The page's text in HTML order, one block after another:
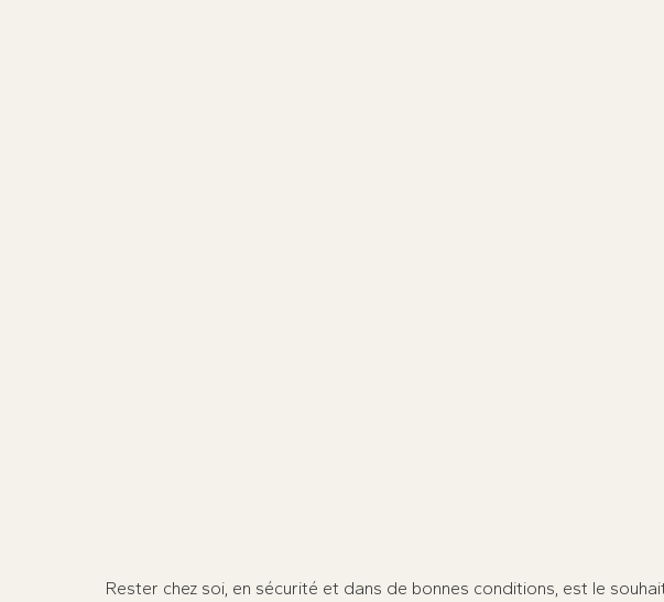
Rester chez soi, en sécurité et dans de bonnes conditions, est le